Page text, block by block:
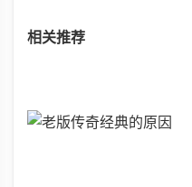
相关推荐